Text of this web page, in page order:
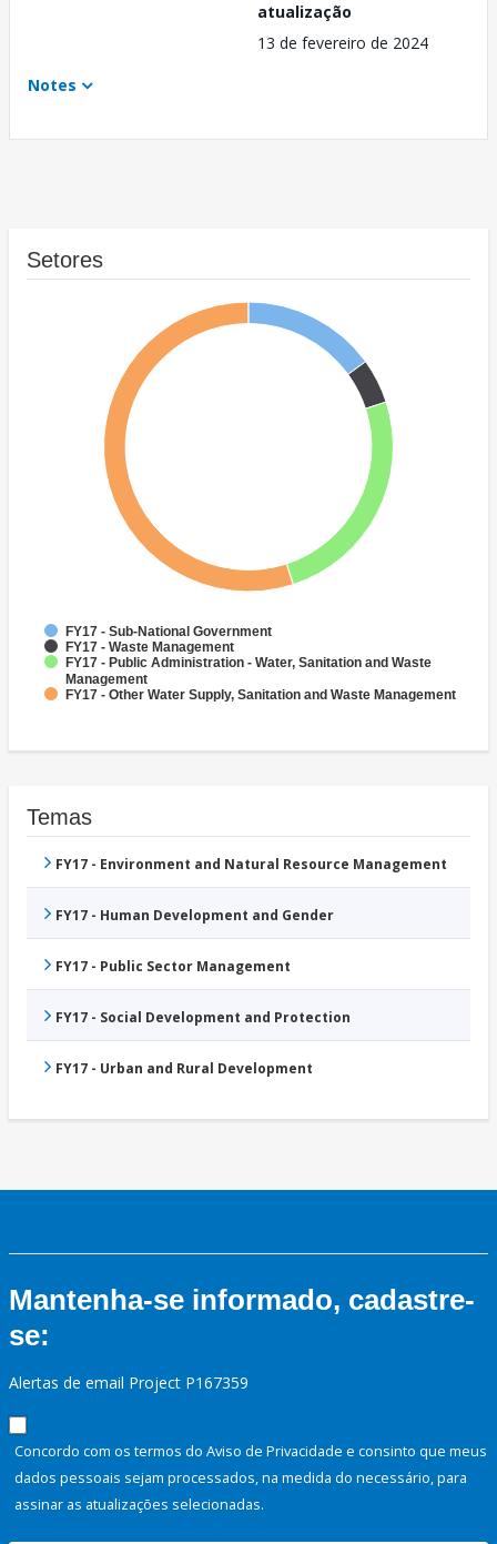
atualização
13 de fevereiro de 2024
Notes
Setores
FY17 - Sub-National Government
FY17 - Waste Management
FY17 - Public Administration - Water, Sanitation and Waste
Management
FY17 - Other Water Supply, Sanitation and Waste Management
Temas
FY17 - Environment and Natural Resource Management
FY17 - Human Development and Gender
FY17 - Public Sector Management
FY17 - Social Development and Protection
FY17 - Urban and Rural Development
Mantenha-se informado, cadastre-
se:
Alertas de email Project P167359
Concordo com os termos do Aviso de Privacidade e consinto que meus
dados pessoais sejam processados, na medida do necessário, para
assinar as atualizações selecionadas.